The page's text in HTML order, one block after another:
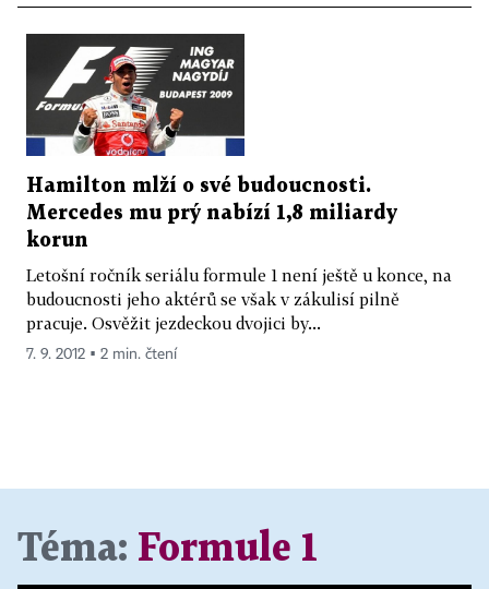
Hamilton mlží o své budoucnosti.
Mercedes mu prý nabízí 1,8 miliardy
korun
Letošní ročník seriálu formule 1 není ještě u konce, na
budoucnosti jeho aktérů se však v zákulisí pilně
pracuje. Osvěžit jezdeckou dvojici by...
7. 9. 2012 ▪ 2 min. čtení
Téma: Formule 1